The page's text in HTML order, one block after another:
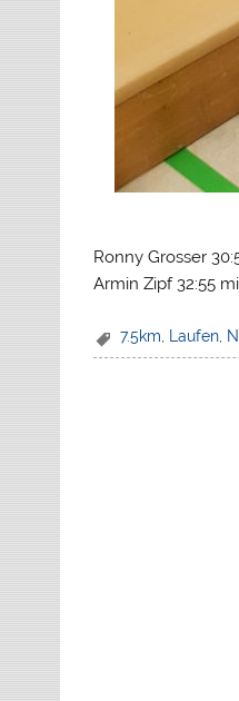
Ronny Grosser
Armin Zipf 32:55
7.5km Laufen